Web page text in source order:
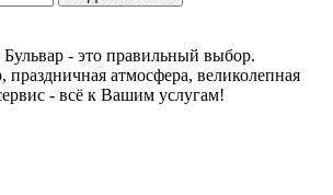
- это правильный выбор.
атмосфера, великолепная
- всё к Вашим услугам!